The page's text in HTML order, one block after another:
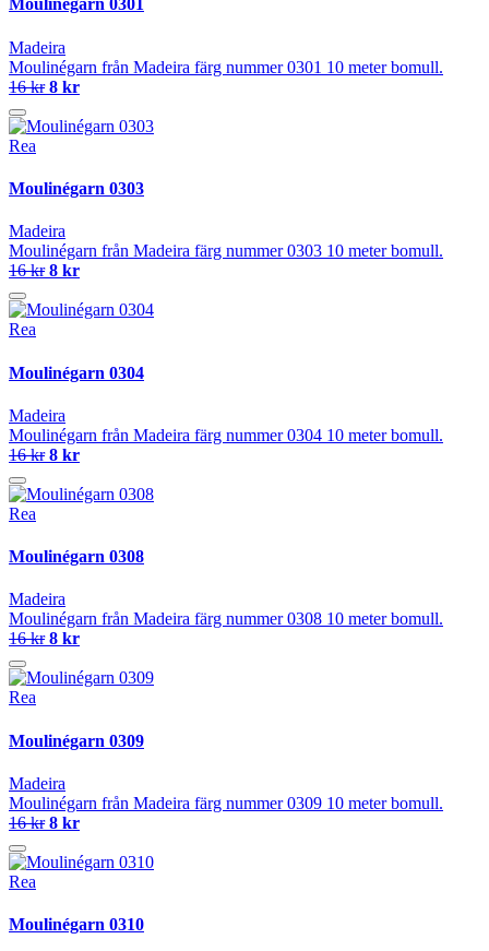
Moulinégarn 0301
Madeira
Moulinégarn från Madeira färg nummer 0301 10 meter bomull.
16 kr 8 kr
Rea
Moulinégarn 0303
Madeira
Moulinégarn från Madeira färg nummer 0303 10 meter bomull.
16 kr 8 kr
Rea
Moulinégarn 0304
Madeira
Moulinégarn från Madeira färg nummer 0304 10 meter bomull.
16 kr 8 kr
Rea
Moulinégarn 0308
Madeira
Moulinégarn från Madeira färg nummer 0308 10 meter bomull.
16 kr 8 kr
Rea
Moulinégarn 0309
Madeira
Moulinégarn från Madeira färg nummer 0309 10 meter bomull.
16 kr 8 kr
Rea
Moulinégarn 0310